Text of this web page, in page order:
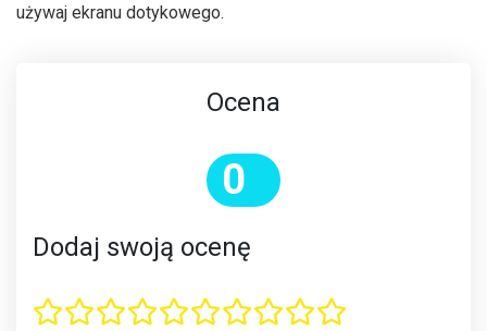
używaj ekranu dotykowego.
Ocena
0
Dodaj swoją ocenę